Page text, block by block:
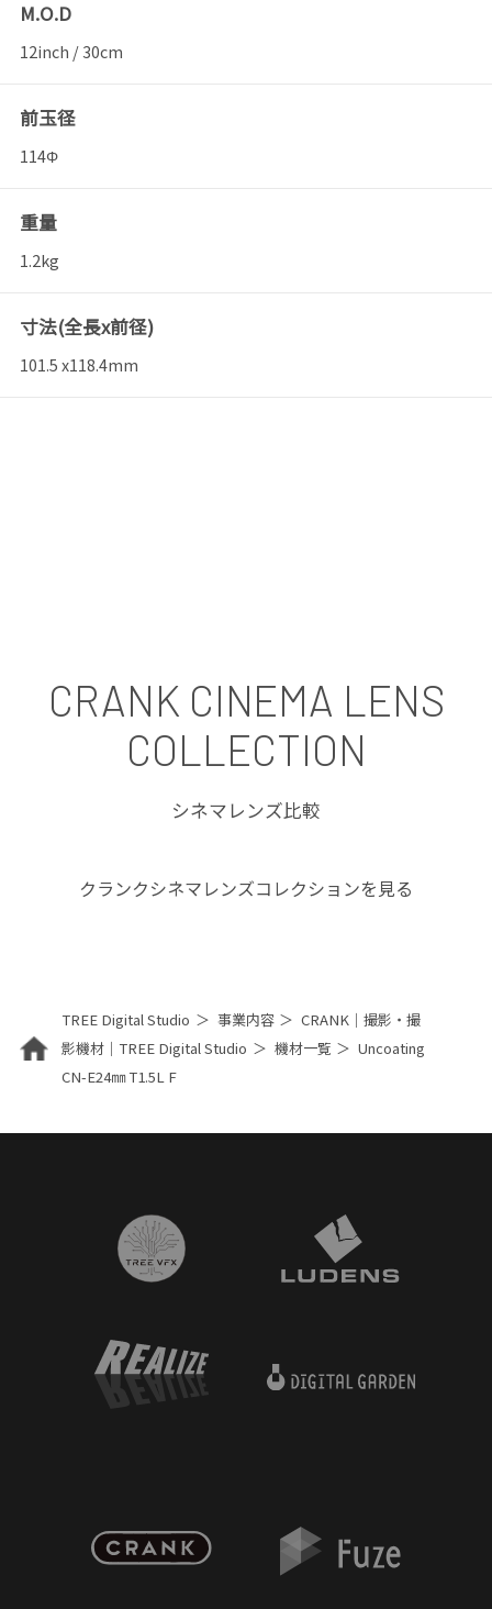
M.O.D
12inch / 30cm
前玉径
114Φ
重量
1.2kg
寸法(全長x前径)
101.5 x118.4mm
CRANK CINEMA LENS
COLLECTION
シネマレンズ比較
クランクシネマレンズコレクションを見る
TREE Digital Studio 事業内容
CRANK｜撮影・撮
影機材｜TREE Digital Studio
機材一覧
Uncoating
CN-E24㎜ T1.5L F